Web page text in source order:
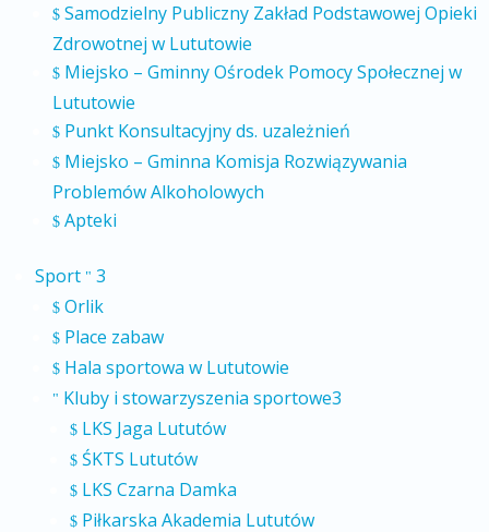
$ Samodzielny Publiczny Zakład Podstawowej Opieki
Zdrowotnej w Lututowie
$ Miejsko – Gminny Ośrodek Pomocy Społecznej w
Lututowie
$ Punkt Konsultacyjny ds. uzależnień
$ Miejsko – Gminna Komisja Rozwiązywania
Problemów Alkoholowych
$ Apteki
Sport " 3
$ Orlik
$ Place zabaw
$ Hala sportowa w Lututowie
" Kluby i stowarzyszenia sportowe3
$ LKS Jaga Lututów
$ ŚKTS Lututów
$ LKS Czarna Damka
$ Piłkarska Akademia Lututów